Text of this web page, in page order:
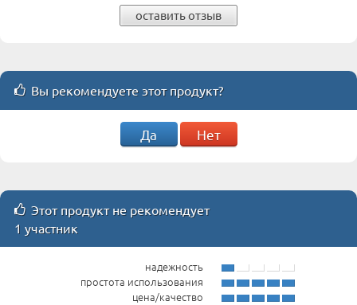
оставить отзыв
Вы рекомендуете этот продукт?
Да Нет
Этот продукт не рекомендует
1 участник
надежность
простота использования
цена/качество